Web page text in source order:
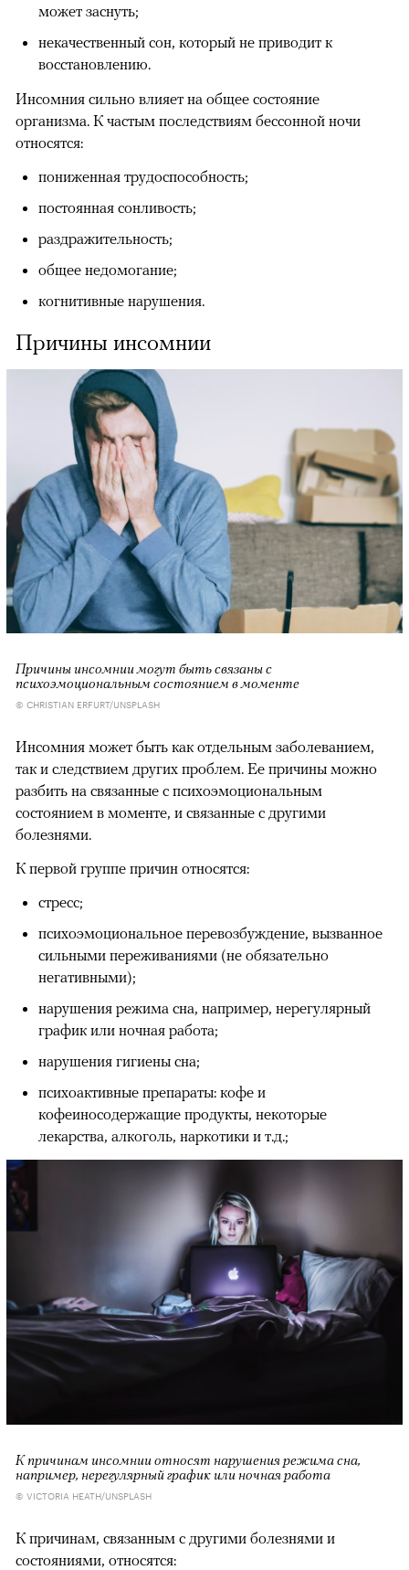
может заснуть;
некачественный сон, который не приводит к
восстановлению.
Инсомния сильно влияет на общее состояние
организма. К частым последствиям бессонной ночи
относятся:
пониженная трудоспособность;
постоянная сонливость;
раздражительность;
общее недомогание;
когнитивные нарушения.
Причины инсомнии
Причины инсомнии могут быть связаны с
психоэмоциональным состоянием в моменте
© CHRISTIAN ERFURT/UNSPLASH
Инсомния может быть как отдельным заболеванием,
так и следствием других проблем. Ее причины можно
разбить на связанные с психоэмоциональным
состоянием в моменте, и связанные с другими
болезнями.
К первой группе причин относятся:
стресс;
психоэмоциональное перевозбуждение, вызванное
сильными переживаниями (не обязательно
негативными);
нарушения режима сна, например, нерегулярный
график или ночная работа;
нарушения гигиены сна;
психоактивные препараты: кофе и
кофеиносодержащие продукты, некоторые
лекарства, алкоголь, наркотики и т.д.;
К причинам инсомнии относят нарушения режима сна,
например, нерегулярный график или ночная работа
© VICTORIA HEATH/UNSPLASH
К причинам, связанным с другими болезнями и
состояниями, относятся: